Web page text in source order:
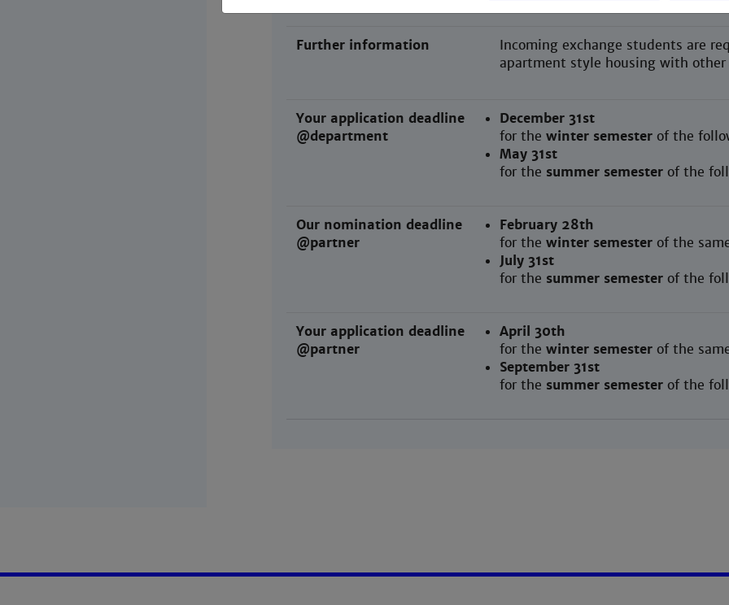
Further information
Incoming exchange students are
apartment style housing with
Your application deadline
@department
December 31st
for the winter semester of the
May 31st
for the summer semester of the
Our nomination deadline
@partner
February 28th
for the winter semester of the
July 31st
for the summer semester of the
Your application deadline
@partner
April 30th
for the winter semester of the
September 31st
for the summer semester of the